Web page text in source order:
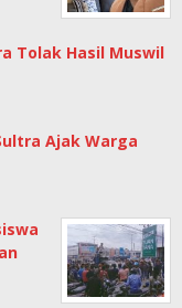
Tolak Hasil Muswil
Ajak Warga